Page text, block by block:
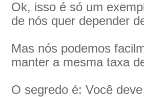
Ok, isso é só um
de nós quer depender
Mas nós podemos
manter a mesma taxa
O segredo é: Você